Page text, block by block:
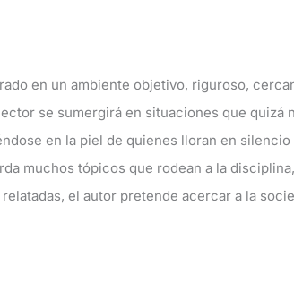
en un ambiente objetivo, riguroso,
se sumergirá en situaciones que quizá
en la piel de quienes lloran en
muchos tópicos que rodean a la
el autor pretende acercar a la